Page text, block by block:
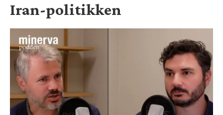
Iran-politikken